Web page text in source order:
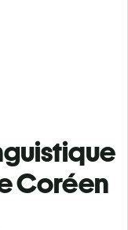
Coréen